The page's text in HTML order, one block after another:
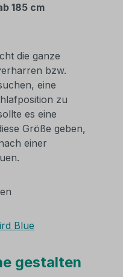
185 cm
die ganze
bzw.
eine
zu
es eine
Größe geben,
einer
Blue
gestalten